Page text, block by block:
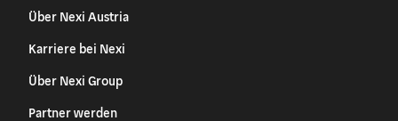
Über Nexi Austria
Karriere bei Nexi
Über Nexi Group
Partner werden